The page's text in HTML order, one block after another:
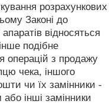
розрахункових
Законі до
відносяться
подібне
операцій з продажу
чека, іншого
чи їх замінники -
інші замінники